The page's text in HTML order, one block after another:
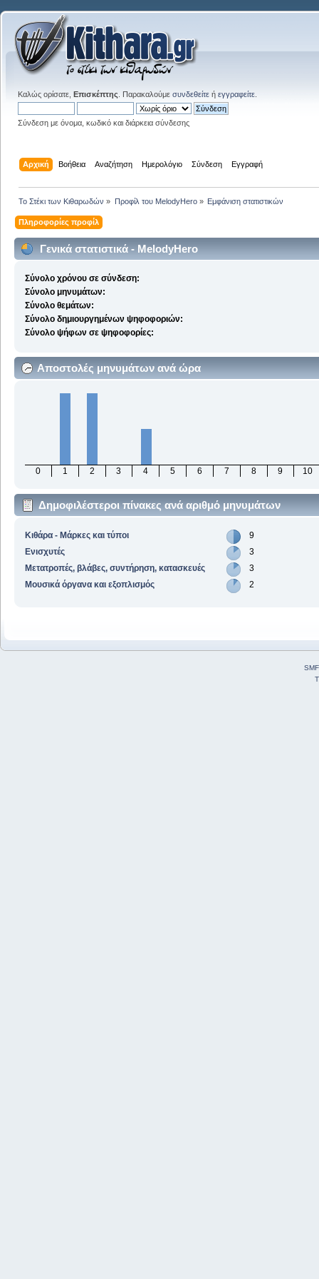
Καλώς ορίσατε, Επισκέπτης . Παρακαλούμε συνδεθείτε ή εγγραφείτε
Σύνδεση με όνομα, κωδικό και διάρκεια σύνδεσης
Αρχική Βοήθεια Αναζήτηση Ημερολόγιο Σύνδεση Εγγραφή
Το Στέκι των Κιθαρωδών » Προφίλ του MelodyHero» Εμφάνιση στατιστικών
Πληροφορίες προφίλ
Γενικά στατιστικά - MelodyHero
Σύνολο χρόνου σε σύνδεση:
Σύνολο μηνυμάτων:
Σύνολο θεμάτων:
Σύνολο δημιουργημένων ψηφοφοριών:
Σύνολο ψήφων σε ψηφοφορίες:
Αποστολές μηνυμάτων ανά ώρα
0 1 2 3 4 5 6 7 8 9 10
Δημοφιλέστεροι πίνακες ανά αριθμό μηνυμάτων
Κιθάρα - Μάρκες και τύποι
9
Ενισχυτές
3
Μετατροπές, βλάβες, συντήρηση, κατασκευές
3
Μουσικά όργανα και εξοπλισμός
2